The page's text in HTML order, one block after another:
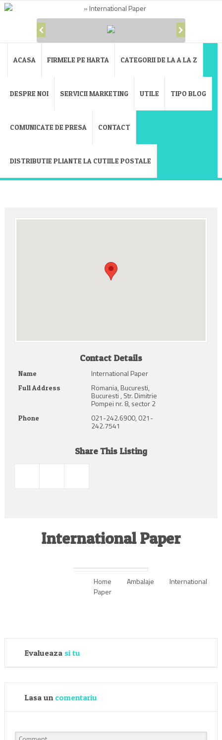
ACASA FIRMELE PE HARTA CATEGORII DE LA A LA Z
DESPRE NOI SERVICII MARKETING UTILE TIPO BLOG
COMUNICATE DE PRESA CONTACT
DISTRIBUTIE PLIANTE LA CUTIILE POSTALE
Contact Details
Name International Paper
Full Address Romania, Bucuresti,
Bucuresti , Str. Dimitrie
Pompei nr. 8, sector 2
Phone 021-242.6900, 021-
242.7541
Share This Listing
International Paper
Home Ambalaje
International
Paper
Evalueaza si tu
Lasa un comentariu